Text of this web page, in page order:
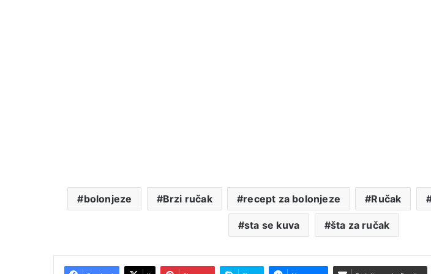
bolonjeze Brzi ručak recept za bolonjeze Ručak
sta se kuva šta za ručak